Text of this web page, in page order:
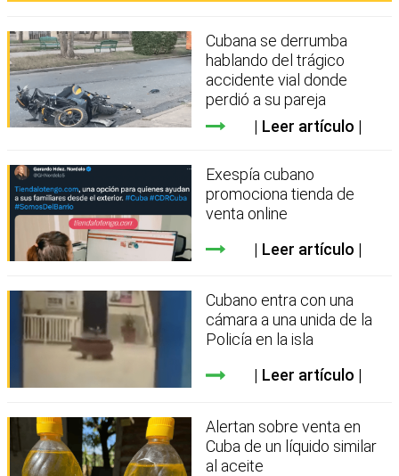
Cubana se derrumba
hablando del trágico
accidente vial donde
perdió a su pareja
Leer artículo
Exespía cubano
promociona tienda de
venta online
Leer artículo
Cubano entra con una
cámara a una unida de la
Policía en la isla
Leer artículo
Alertan sobre venta en
Cuba de un líquido similar
al aceite